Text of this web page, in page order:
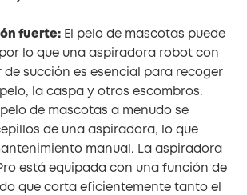
fuerte: El pelo de mascotas puede
lo que una aspiradora robot con
de succión es esencial para recoger
la caspa y otros escombros.
pelo de mascotas a menudo se
de una aspiradora, lo que
manual. La aspiradora
está equipada con una función de
que corta eficientemente tanto el